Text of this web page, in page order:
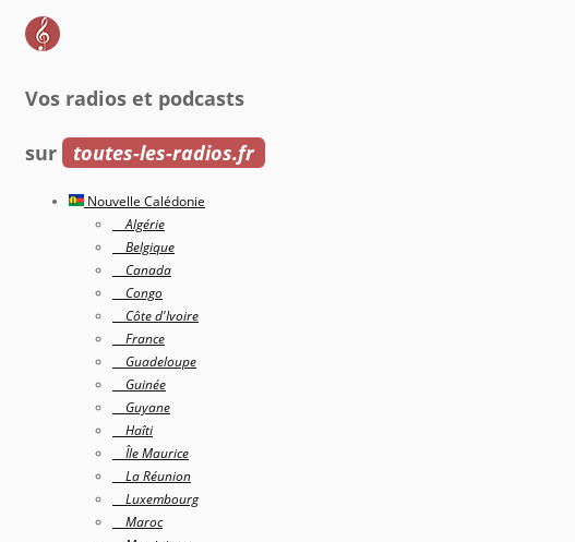
Vos radios et podcasts
sur toutes-les-radios.fr
Nouvelle Calédonie
Algérie
Belgique
Canada
Congo
Côte d'Ivoire
France
Guadeloupe
Guinée
Guyane
Haîti
Île Maurice
La Réunion
Luxembourg
Maroc